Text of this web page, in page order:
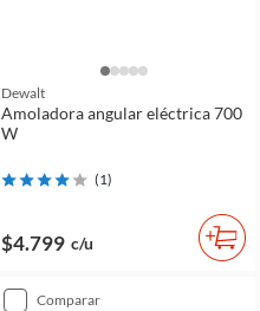
Dewalt
Amoladora angular eléctrica 700
W
(1)
$4.799 c/u
comparar